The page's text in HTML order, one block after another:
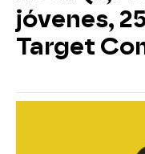
jóvenes,
Target